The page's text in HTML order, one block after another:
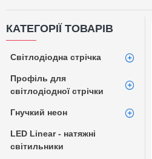
КАТЕГОРІЇ ТОВАРІВ
Світлодіодна стрічка
Профіль для
світлодіодної стрічки
Гнучкий неон
LED Linear - натяжні
світильники